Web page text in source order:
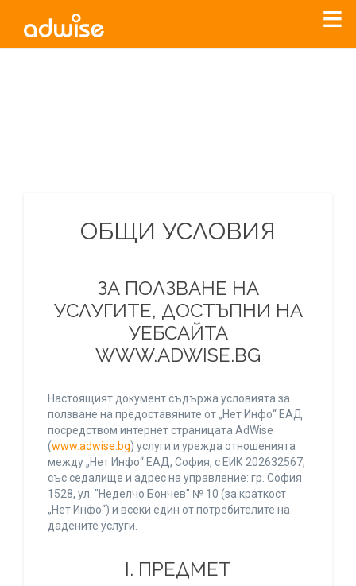
ОБЩИ УСЛОВИЯ
ЗА ПОЛЗВАНЕ НА
УСЛУГИТЕ, ДОСТЪПНИ НА
УЕБСАЙТА
WWW.ADWISE.BG
Настоящият документ съдържа условията за
ползване на предоставяните от „Нет Инфо“ ЕАД
посредством интернет страницата AdWise
(www.adwise.bg) услуги и урежда отношенията
между „Нет Инфо“ ЕАД, София, с ЕИК 202632567,
със седалище и адрес на управление: гр. София
1528, ул. "Неделчо Бончев" № 10 (за краткост
„Нет Инфо“) и всеки един от потребителите на
дадените услуги.
І. ПРЕДМЕТ